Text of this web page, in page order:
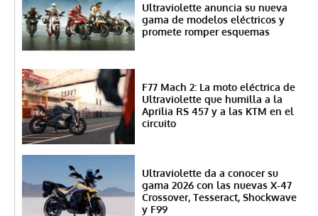
Ultraviolette anuncia su nueva
gama de modelos eléctricos y
promete romper esquemas
F77 Mach 2: La moto eléctrica de
Ultraviolette que humilla a la
Aprilia RS 457 y a las KTM en el
circuito
Ultraviolette da a conocer su
gama 2026 con las nuevas X-47
Crossover, Tesseract, Shockwave
y F99